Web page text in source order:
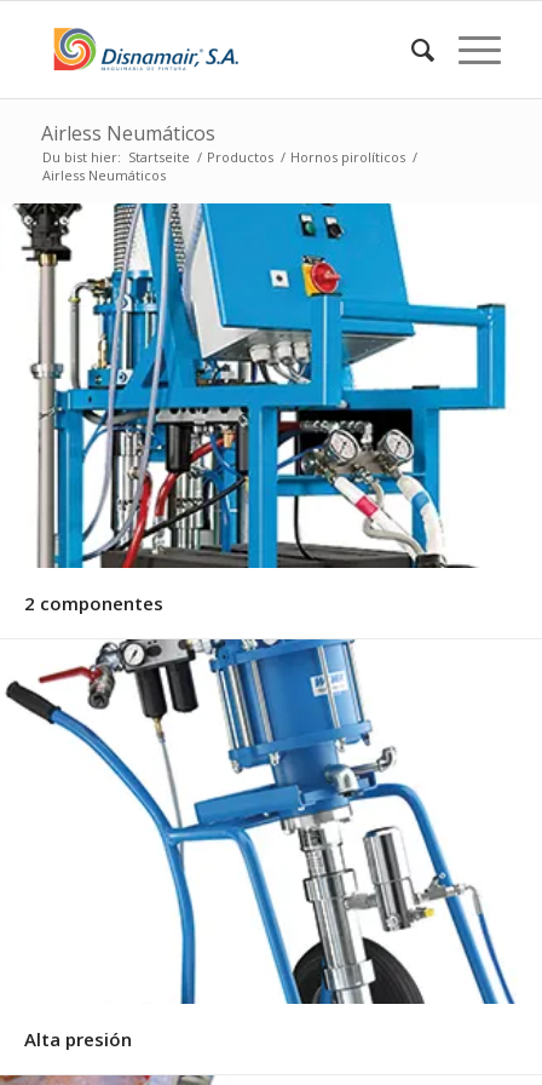
Airless Neumáticos
Du bist hier: Startseite / Productos / Hornos pirolíticos /
Airless Neumáticos
2 componentes
Alta presión